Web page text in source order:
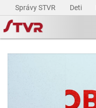
Správy STVR Deti